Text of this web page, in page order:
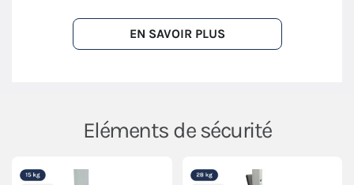
EN SAVOIR PLUS
Eléments de sécurité